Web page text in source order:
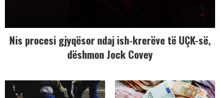
Nis procesi gjyqësor ndaj ish-krerëve të UÇK-së,
dëshmon Jock Covey